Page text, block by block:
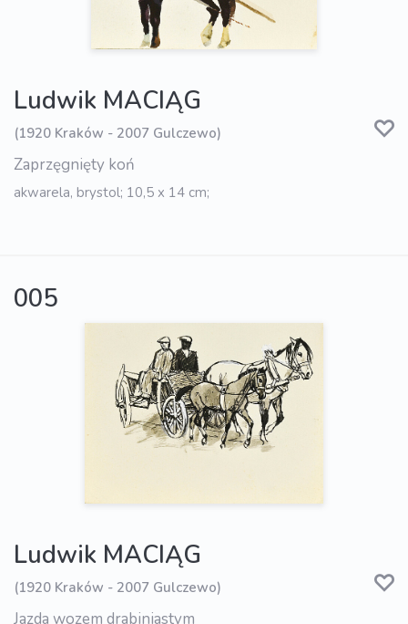
Ludwik MACIĄG
(1920 Kraków - 2007 Gulczewo)
Zaprzęgnięty koń
akwarela, brystol; 10,5 x 14 cm;
005
Ludwik MACIĄG
(1920 Kraków - 2007 Gulczewo)
Jazda wozem drabiniastym